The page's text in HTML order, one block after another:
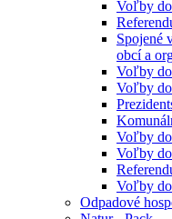
Voľby
Spojené
obcí a
Voľby
Voľby do
Voľby do
Voľby
Voľby do
Odpadové